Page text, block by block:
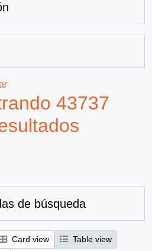
43737
de búsqueda
Card view
Table view